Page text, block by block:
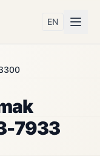
EN
7933